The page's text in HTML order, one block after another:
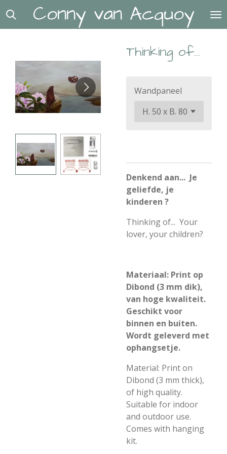
Ga
direct
hoofdinhoud
Conny van Acquoy
Thinking of...
Wandpaneel
Denkend aan... Je
geliefde, je
kinderen ?
Thinking of... Your
lover, your children?
Materiaal: Print op
Dibond (3 mm dik),
van hoge kwaliteit.
Geschikt voor
binnen en buiten.
Wordt geleverd met
ophangsetje.
Material: Print on
Dibond (3 mm thick),
of high quality.
Suitable for indoor
and outdoor use.
Comes with hanging
kit.